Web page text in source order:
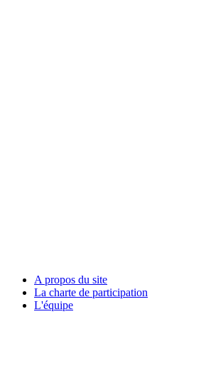
A propos du site
La charte de participation
L'équipe